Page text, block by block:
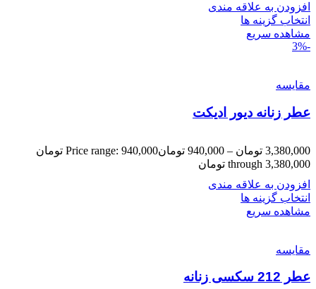
افزودن به علاقه مندی
انتخاب گزینه ها
مشاهده سریع
-3%
مقایسه
عطر زنانه دیور ادیکت
3,380,000 تومان –
940,000 تومان
Price range: 940,000 تومان
through 3,380,000 تومان
افزودن به علاقه مندی
انتخاب گزینه ها
مشاهده سریع
مقایسه
عطر 212 سکسی زنانه